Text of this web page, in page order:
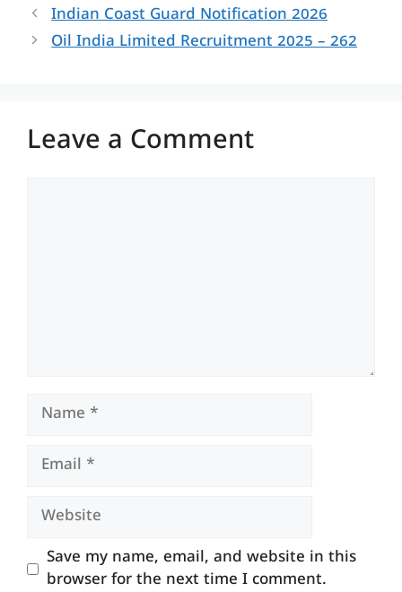
Indian Coast Guard Notification 2026
Oil India Limited Recruitment 2025 – 262
Leave a Comment
Name
Email
Website
Save my name, email, and website in this
browser for the next time I comment.